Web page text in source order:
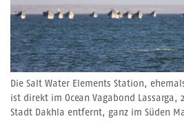
Die Salt Water Elements Station, ehemals
ist direkt im Ocean Vagabond
Stadt Dakhla entfernt, ganz im Süden